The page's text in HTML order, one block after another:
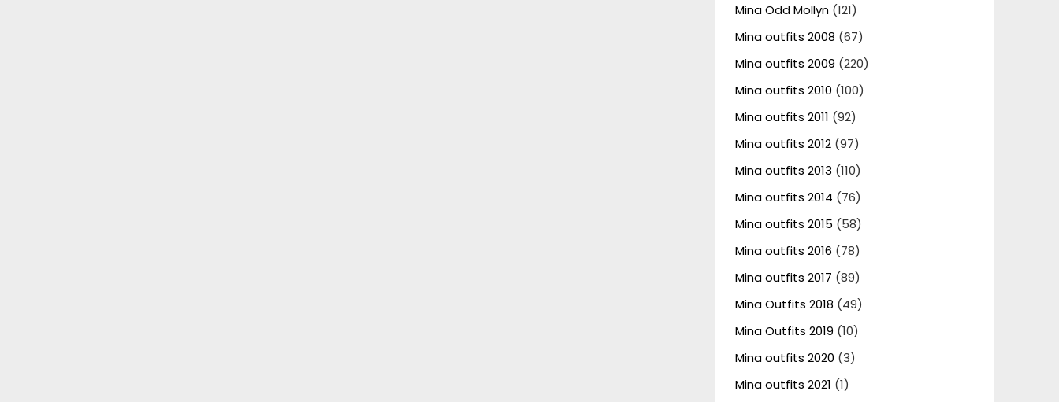
Mina Odd Mollyn(121)
Mina outfits 2008 (67)
Mina outfits 2009 (220)
Mina outfits 2010 (100)
Mina outfits 2011 (92)
Mina outfits 2012(97)
Mina outfits 2013 (110)
Mina outfits 2014 (76)
Mina outfits 2015 (58)
Mina outfits 2016 (78)
Mina outfits 2017 (89)
Mina Outfits 2018 (49)
Mina Outfits 2019 (10)
Mina outfits 2020 (3)
Mina outfits 2021 (1)